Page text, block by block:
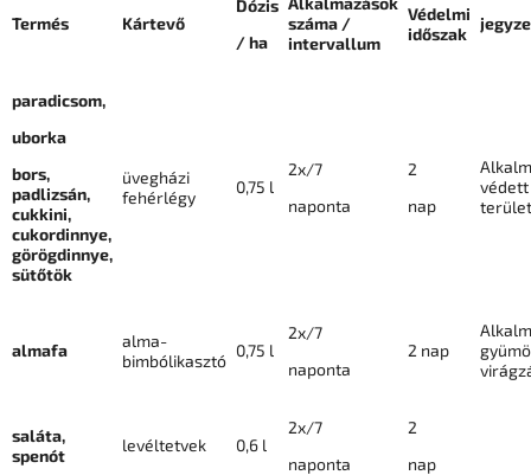
Termés Kártevő
Dózis
/ ha
száma /
intervallum
Védelmi
időszak
paradicsom,
uborka
bors,
padlizsán,
cukkini,
cukordinnye,
görögdinnye,
sütőtök
üvegházi
fehérlégy
0,75 l
2x/7
naponta
2
nap
védett
almafa
alma-
bimbólikasztó
0,75 l
2x/7
naponta
2 nap
saláta,
spenót
levéltetvek 0,6 l
2x/7
naponta
2
nap